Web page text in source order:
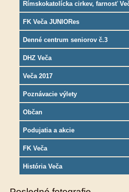
Rímskokatolícka cirkev, farnosť
FK Veča JUNIORes
Denné centrum seniorov č.3
DHZ Veča
Veča 2017
Poznávacie výlety
Občan
Podujatia a akcie
FK Veča
História Veča